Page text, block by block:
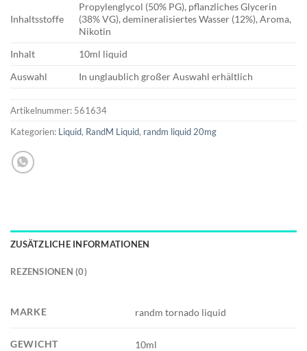
Inhaltsstoffe
Propylenglycol (50% PG), pflanzliches Glycerin
(38% VG), demineralisiertes Wasser (12%), Aroma,
Nikotin
Inhalt
10ml liquid
Auswahl
In unglaublich großer Auswahl erhältlich
Artikelnummer: 561634
Kategorien: Liquid, RandM Liquid, randm liquid 20mg
ZUSÄTZLICHE INFORMATIONEN
REZENSIONEN (0)
MARKE randm tornado liquid
GEWICHT 10ml